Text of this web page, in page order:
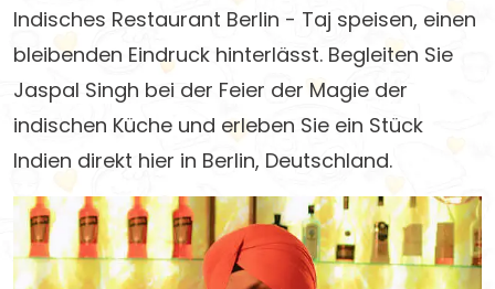
Indisches Restaurant Berlin - Taj speisen, einen
bleibenden Eindruck hinterlässt. Begleiten Sie
Jaspal Singh bei der Feier der Magie der
indischen Küche und erleben Sie ein Stück
Indien direkt hier in Berlin, Deutschland.